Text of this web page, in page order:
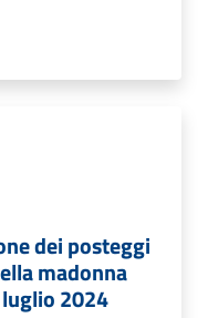
dei posteggi
madonna
2024